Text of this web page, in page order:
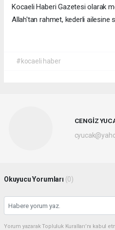
Kocaeli Haberi Gazetesi olarak
Allah'tan rahmet, kederli ailesine
#kocaeli haber
CENGİZ
Okuyucu Yorumları (0)
Yorum yazarak Topluluk Kuralları’nı kabul